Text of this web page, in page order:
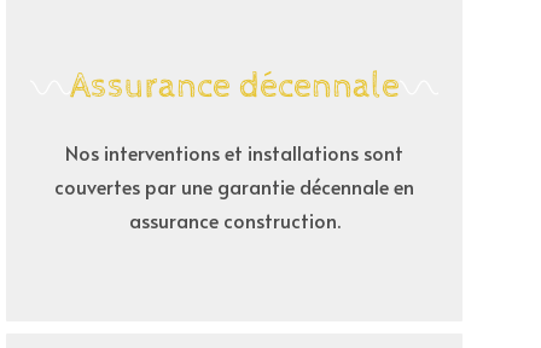
Assurance décennale
Nos interventions et installations sont
couvertes par une garantie décennale en
assurance construction.